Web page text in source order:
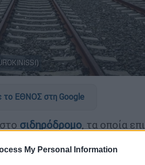
My Personal Information
το ΕΘΝΟΣ στη Google
σιδηρόδρομο, τα οποία
υλικού που